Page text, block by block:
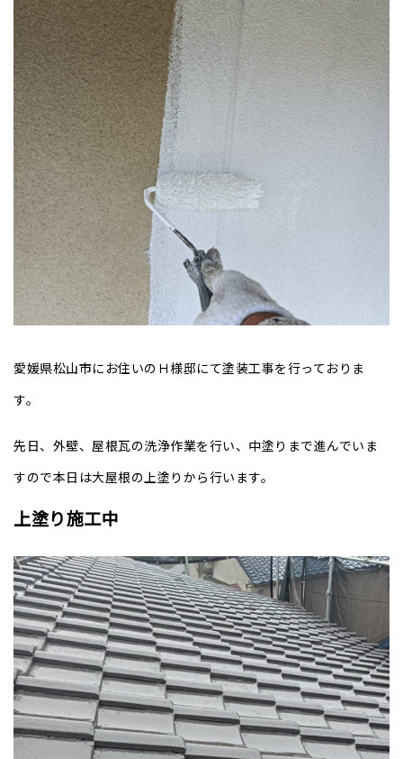
愛媛県松山市にお住いのＨ様邸にて塗装工事を行っておりま
す。
先日、外壁、屋根瓦の洗浄作業を行い、中塗りまで進んでいま
すので本日は大屋根の上塗りから行います。
上塗り施工中